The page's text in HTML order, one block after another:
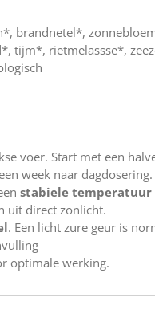
brandnetel*,
tijm*, rietmelassse*,
voer. Start met een
week naar dagdosering.
stabiele temperatuur
uit direct zonlicht.
. Een licht zure geur is
optimale werking.